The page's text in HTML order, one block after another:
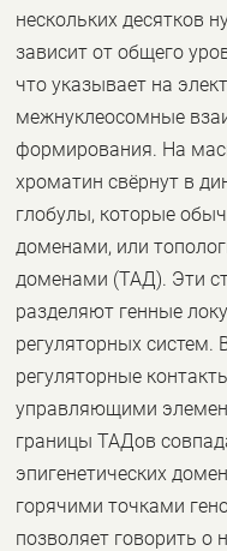
нескольких десятков
зависит от общего
что указывает на
межнуклеосомные
формирования. На
хроматин свёрнут в
глобулы, которые
доменами, или
доменами (ТАД). Эти
разделяют генные
регуляторных систем.
регуляторные
управляющими
границы ТАДов
эпигенетических
горячими точками
позволяет говорить о